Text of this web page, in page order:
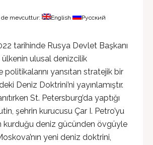
de mevcuttur: English Русский
tarihinde Rusya Devlet Başkanı
ulusal denizcilik
yansıtan stratejik bir
Deniz Doktrini’ni yayınlamıştır.
St. Petersburg’da yaptığı
şehrin kurucusu Çar I. Petro’yu
kurduğu deniz gücünden övgüyle
yeni deniz doktrini,